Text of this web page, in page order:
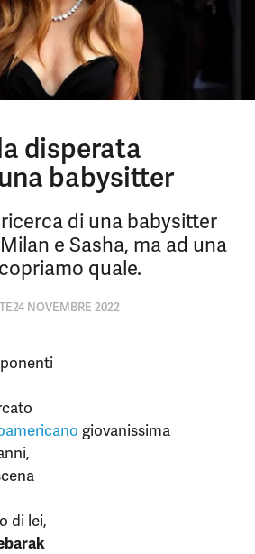
disperata
babysitter
di una babysitter
e Sasha, ma ad una
quale.
24 NOVEMBRE 2022
giovanissima
di lei,